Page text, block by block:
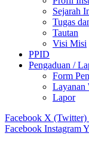
Sejarah
Tugas
Tautan
Visi Misi
PPID
Pengaduan /
Form
Layanan
Lapor
Facebook X (Twitter)
Facebook Instagram